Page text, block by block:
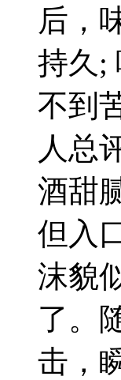
后，
持久;
不到
人总
酒甜
但入
沫貌
了。
击，